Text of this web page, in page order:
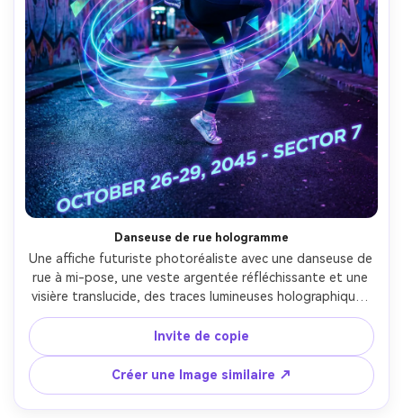
Danseuse de rue hologramme
Une affiche futuriste photoréaliste avec une danseuse de
rue à mi-pose, une veste argentée réfléchissante et une
visière translucide, des traces lumineuses holographiques
formant des formes graphiques autour du corps, un
sous-passage éclairé au néon, une typographie énergique
inclinée en diagonale, un mouvement gelé avec une
netteté nette, prise sur Nikon Z9, objectif 28 mm, look
d'obturateur élevé, classement des couleurs cyberpunk
vibrant, mise en page de l'affiche avec en-tête et des
Invite de copie
Créer une Image similaire ↗